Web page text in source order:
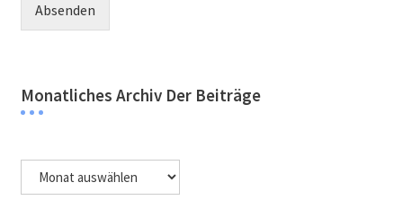
Absenden
Monatliches Archiv Der Beiträge
Archiv
der